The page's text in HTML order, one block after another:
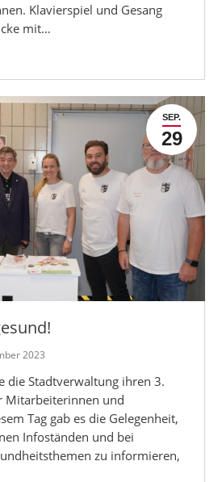
Klavierspiel und Gesang
mit…
SEP.
29
2023
die Stadtverwaltung ihren 3.
Mitarbeiterinnen und
Tag gab es die Gelegenheit,
Infoständen und bei
zu informieren,